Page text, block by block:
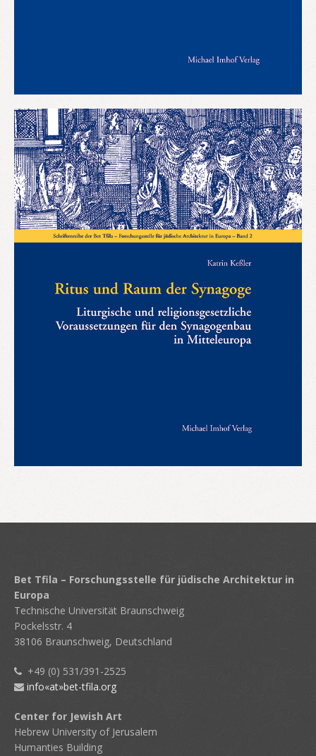
Bet Tfila – Forschungsstelle für jüdische Architektur in
Europa
Technische Universität Braunschweig
Pockelsstr. 4
38106 Braunschweig, Deutschland
+49 (0) 531/391-2525
info«at»bet-tfila.org
Center for Jewish Art
Hebrew University of Jerusalem
Humanties Building